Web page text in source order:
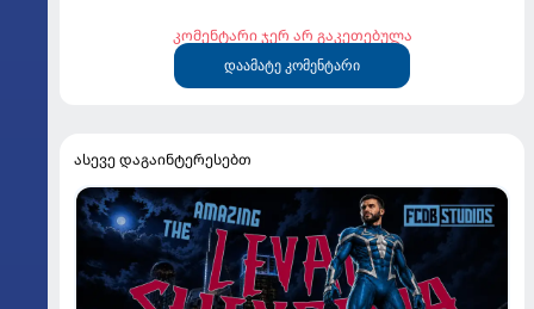
კომენტარი ჯერ არ გაკეთებულა
დაამატე კომენტარი
ასევე დაგაინტერესებთ